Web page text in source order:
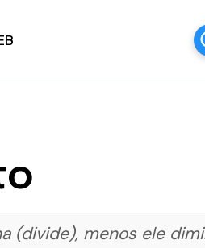
(divide), menos ele